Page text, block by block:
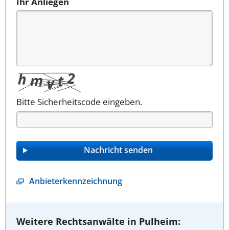
Bitte Sicherheitscode eingeben.
Anbieterkennzeichnung
Weitere Rechtsanwälte in Pulheim: